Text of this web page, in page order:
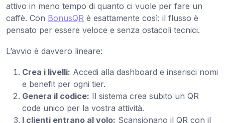
attivo in meno tempo di quanto ci vuole per fare un
caffè. Con BonusQR è esattamente così: il flusso è
pensato per essere veloce e senza ostacoli tecnici.
L’avvio è davvero lineare:
Crea i livelli: Accedi alla dashboard e inserisci nomi
e benefit per ogni tier.
Genera il codice: Il sistema crea subito un QR
code unico per la vostra attività.
I clienti entrano al volo: Scansionano il QR con il